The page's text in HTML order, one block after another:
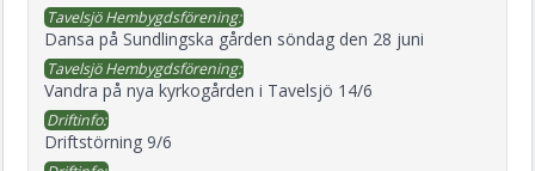
Tavelsjö Hembygdsförening:
Dansa på Sundlingska gården söndag den 28 juni
Tavelsjö Hembygdsförening:
Vandra på nya kyrkogården i Tavelsjö 14/6
Driftinfo:
Driftstörning 9/6